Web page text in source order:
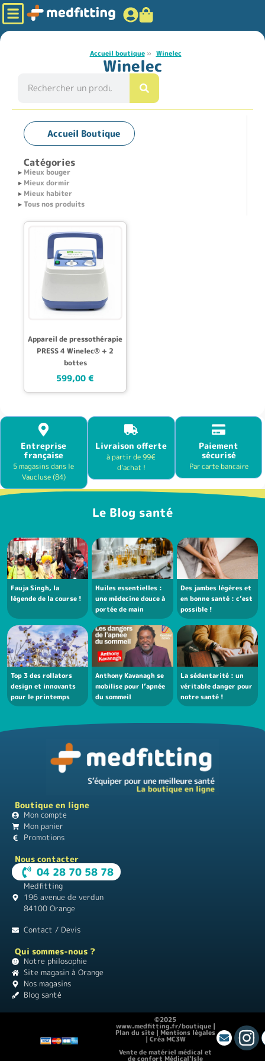
Accueil boutique » Winelec
Winelec
Accueil Boutique
Catégories
Mieux bouger
Mieux dormir
Mieux habiter
Tous nos produits
Appareil de pressothérapie
PRESS 4 Winelec® + 2
bottes
599,00 €
Entreprise
française
5 magasins dans le
Vaucluse (84)
Livraison offerte
à partir de 99€
d'achat !
Paiement
sécurisé
Par carte bancaire
Le Blog santé
Fauja Singh, la
légende de la course !
Huiles essentielles :
une médecine douce à
portée de main
Des jambes légères et
en bonne santé : c’est
possible !
Top 3 des rollators
design et innovants
pour le printemps
Anthony Kavanagh se
mobilise pour l’apnée
du sommeil
La sédentarité : un
véritable danger pour
notre santé !
Boutique en ligne
Mon compte
Mon panier
Promotions
Nous contacter
04 28 70 58 78
Medfitting
196 avenue de verdun
84100 Orange
Contact / Devis
Qui sommes-nous ?
Notre philosophie
Site magasin à Orange
Nos magasins
Blog santé
©2025
www.medfitting.fr/boutique |
Plan du site | Mentions légales
| Créa MC3W
Vente de matériel médical et
de confort Médical'Isle